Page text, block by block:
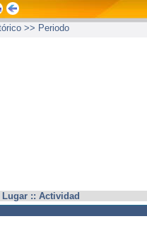
>> Periodo
:: Actividad